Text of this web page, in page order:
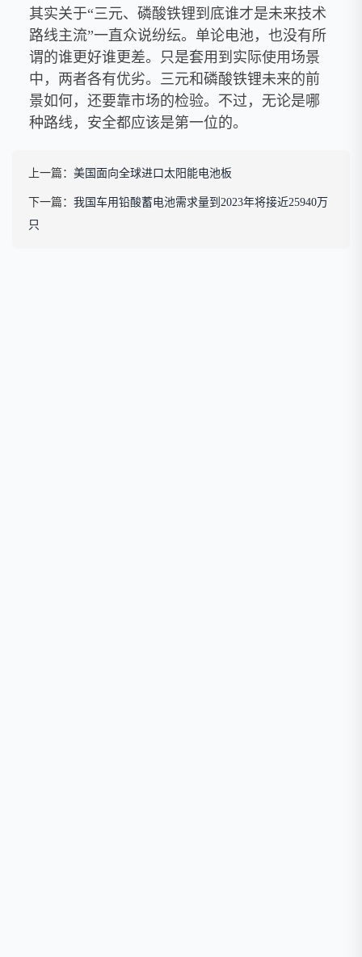
其实关于“三元、磷酸铁锂到底谁才是未来技术
路线主流”一直众说纷纭。单论电池，也没有所
谓的谁更好谁更差。只是套用到实际使用场景
中，两者各有优劣。三元和磷酸铁锂未来的前
景如何，还要靠市场的检验。不过，无论是哪
种路线，安全都应该是第一位的。
上一篇： 美国面向全球进口太阳能电池板
下一篇： 我国车用铅酸蓄电池需求量到2023年将接近25940万
只